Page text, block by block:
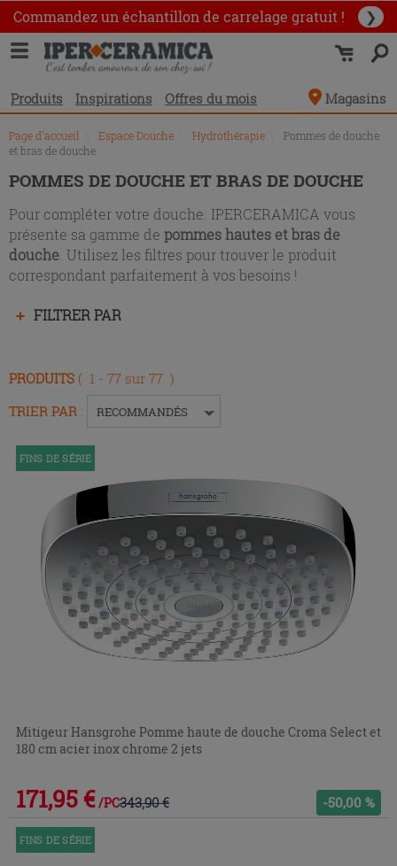
Commandez un échantillon de carrelage gratuit ! ❯
Produits Inspirations Offres du mois Magasins
Page d'accueil Espace Douche Hydrothérapie
Pommes de douche
et bras de douche
POMMES DE DOUCHE ET BRAS DE DOUCHE
Pour compléter votre douche. IPERCERAMICA vous
présente sa gamme de pommes hautes et bras de
douche . Utilisez les filtres pour trouver le produit
correspondant parfaitement à vos besoins !
Liste
des
produits
FILTRER PAR
Appuyez
Entrée
pour
ou
développer
PRODUITS ( 1 - 77 sur 77 )
TRIER PAR : RECOMMANDÉS
FINS DE SÉRIE
Mitigeur Hansgrohe Pomme haute de douche Croma Select et
180 cm acier inox chrome 2 jets
171,95 € /PC343,90 € -50,00 %
FINS DE SÉRIE